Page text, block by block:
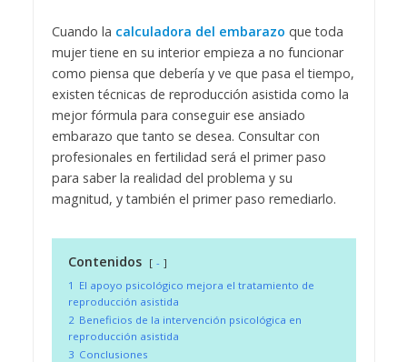
Cuando la calculadora del embarazo que toda
mujer tiene en su interior empieza a no funcionar
como piensa que debería y ve que pasa el tiempo,
existen técnicas de reproducción asistida como la
mejor fórmula para conseguir ese ansiado
embarazo que tanto se desea. Consultar con
profesionales en fertilidad será el primer paso
para saber la realidad del problema y su
magnitud, y también el primer paso remediarlo.
Contenidos
-
1 El apoyo psicológico mejora el tratamiento de
reproducción asistida
2 Beneficios de la intervención psicológica en
reproducción asistida
3 Conclusiones